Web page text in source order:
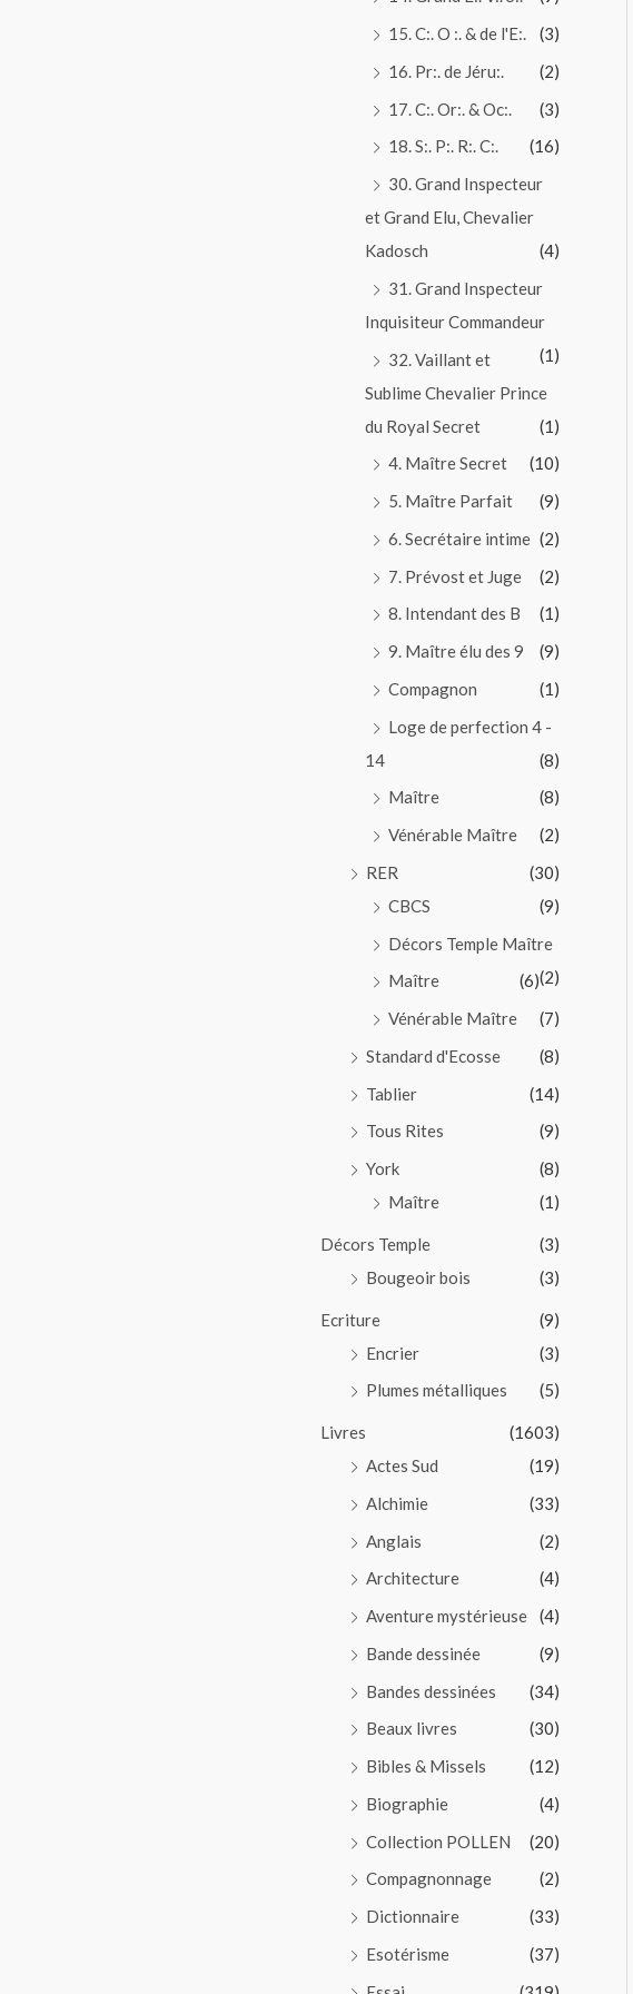
15. C:. O :. & de l'E:.
(3)
16. Pr:. de Jéru:.
(2)
17. C:. Or:. & Oc:.
(3)
18. S:. P:. R:. C:.
(16)
30. Grand Inspecteur
et Grand Elu, Chevalier
Kadosch
(4)
31. Grand Inspecteur
Inquisiteur Commandeur
(1)
32. Vaillant et
Sublime Chevalier Prince
du Royal Secret
(1)
4. Maître Secret
(10)
5. Maître Parfait
(9)
6. Secrétaire intime (2)
7. Prévost et Juge
(2)
8. Intendant des B
(1)
9. Maître élu des 9
(9)
Compagnon
(1)
Loge de perfection 4 -
14
(8)
Maître
(8)
Vénérable Maître
(2)
RER
(30)
CBCS
(9)
Décors Temple Maître
(2)
Maître
(6)
Vénérable Maître
(7)
Standard d'Ecosse
(8)
Tablier
(14)
Tous Rites
(9)
York
(8)
Maître
(1)
Décors Temple
(3)
Bougeoir bois
(3)
Ecriture
(9)
Encrier
(3)
Plumes métalliques
(5)
Livres
(1603)
Actes Sud
(19)
Alchimie
(33)
Anglais
(2)
Architecture
(4)
Aventure mystérieuse
(4)
Bande dessinée
(9)
Bandes dessinées
(34)
Beaux livres
(30)
Bibles & Missels
(12)
Biographie
(4)
Collection POLLEN
(20)
Compagnonnage
(2)
Dictionnaire
(33)
Esotérisme
(37)